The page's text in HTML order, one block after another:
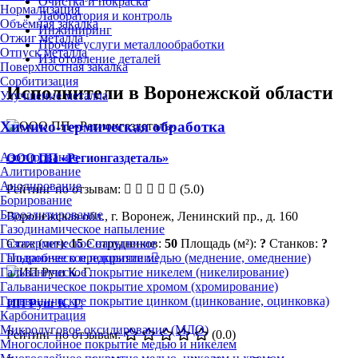
Нормализация
Объёмная закалка
Отжиг металла
Отпуск металла
Поверхностная закалка
Сорбитизация
Улучшение металла
Химико-термическая обработка
Азотирование
Алитирование
Анодирование
Борирование
Бороалитирование
Газодинамическое напыление
Газотермическое напыление
Гальваническое покрытие медью (меднение, омеднение)
Гальваническое покрытие никелем (никелирование)
Гальваническое покрытие хромом (хромирование)
Гальваническое покрытие цинком (цинкование, оцинковка)
Карбонитрация
Микродуговое оксидирование (МДО)
Многослойное покрытие медью и никелем
Лаборатория и контроль
Инжиниринг
Прочие услуги металлообработки
Изготовление деталей
Исполнители в Воронежской области
ООО ПП «Регионгаздеталь»
Рейтинг по отзывам:
(5.0)
Воронежская обл., г. Воронеж, Ленинский пр., д. 160
Стаж (лет):15 Сотрудников: 50 Площадь (м²): ? Станков: ?
Подробнее о предприятии
ИП Руш К. Г.
Рейтинг по отзывам:
(0.0)